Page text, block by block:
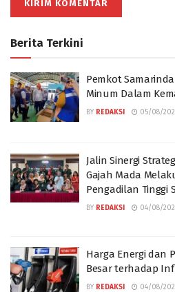
Berita Terkini
Pemkot
Minum Dalam
BY REDAKSI 05/08/
Jalin Sinergi
Gajah Mada
Pengadilan Tinggi
BY REDAKSI 04/08/
Harga Energi dan
Besar terhadap
BY REDAKSI 04/08/